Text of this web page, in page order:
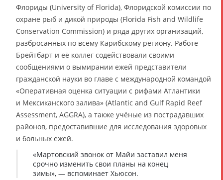
Флориды (University of Florida), Флоридской комиссии по
охране рыб и дикой природы (Florida Fish and Wildlife
Conservation Commission) и ряда других организаций,
разбросанных по всему Карибскому региону. Работе
Брейтбарт и её коллег содействовали своими
сообщениями о вымирании ежей представители
гражданской науки во главе с международной командой
«Оперативная оценка ситуации с рифами Атлантики
и Мексиканского залива» (Atlantic and Gulf Rapid Reef
Assessment, AGGRA), а также учёные из пострадавших
районов, предоставившие для исследования здоровых
и больных ежей.
«Мартовский звонок от Майи заставил меня
срочно изменить свои планы на конец
зимы», — вспоминает Хьюсон.